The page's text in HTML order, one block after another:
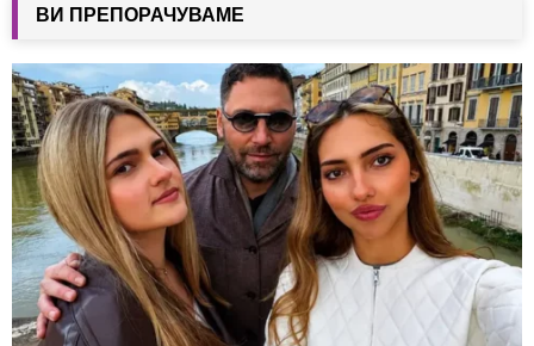
ВИ ПРЕПОРАЧУВАМЕ